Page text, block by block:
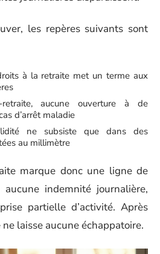
les repères suivants sont
à la retraite met un terme aux
aucune ouverture à de
d’arrêt maladie
ne subsiste que dans des
au millimètre
marque donc une ligne de
indemnité journalière,
partielle d’activité. Après
laisse aucune échappatoire.